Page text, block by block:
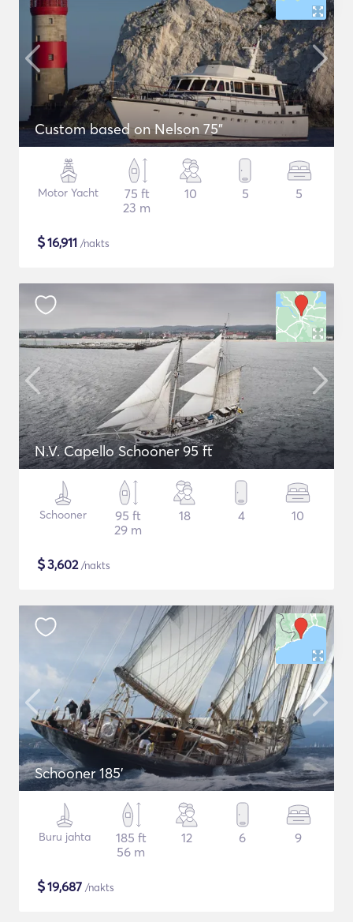
Custom based on Nelson 75"
Motor Yacht
75 ft
23 m
10 5 5
$16,911 /nakts
N.V. Capello Schooner 95 ft
Schooner
95 ft
29 m
18 4 10
$3,602/nakts
Schooner 185'
Buru jahta
185 ft
56 m
12 6 9
$19,687 /nakts